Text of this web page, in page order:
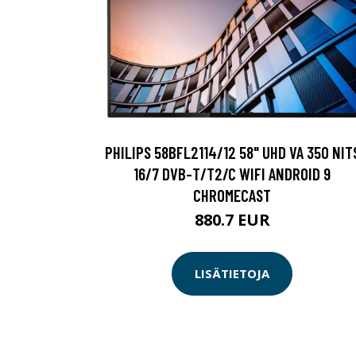
PHILIPS 58BFL2114/12 58" UHD VA 350
16/7 DVB-T/T2/C WIFI ANDROID 9
CHROMECAST
880.7 EUR
LISÄTIETOJA